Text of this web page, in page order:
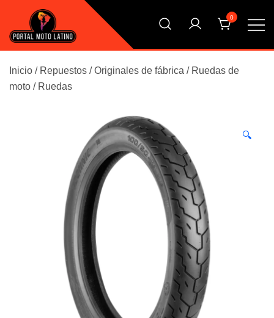
contenido
Argentina
El Primer Shopping Multi Comercios de la Moto Online
0
Inicio / Repuestos /Originales de fábrica / Ruedas de
moto / Ruedas
🔍